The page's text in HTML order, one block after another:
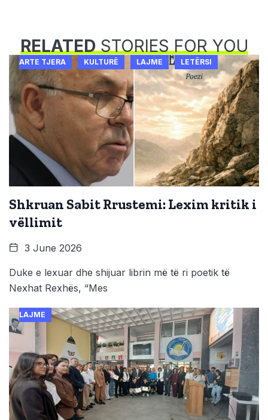
RELATEDSTORIES FOR YOU
ARTE TJERA KULTURË LAJME LETËRSI
Shkruan Sabit Rrustemi: Lexim kritik i
vëllimit
3 June 2026
Duke e lexuar dhe shijuar librin më të ri poetik të
Nexhat Rexhës, “Mes
LAJME